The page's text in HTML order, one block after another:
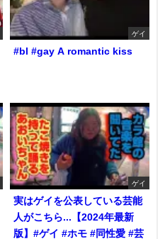
ゲイ
#bl #gay A romantic kiss
ゲイ
実はゲイを公表している芸能
人がこちら...【2024年最新
版】#ゲイ #ホモ #同性愛 #芸